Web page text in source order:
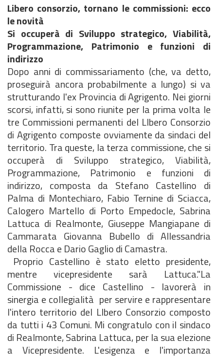
Libero consorzio, tornano le commissioni: ecco
le novità
Si occuperà di Sviluppo strategico, Viabilità,
Programmazione, Patrimonio e funzioni di
indirizzo
Dopo anni di commissariamento (che, va detto,
proseguirà ancora probabilmente a lungo) si va
strutturando l'ex Provincia di Agrigento. Nei giorni
scorsi, infatti, si sono riunite per la prima volta le
tre Commissioni permanenti del LIbero Consorzio
di Agrigento composte ovviamente da sindaci del
territorio. Tra queste, la terza commissione, che si
occuperà di Sviluppo strategico, Viabilità,
Programmazione, Patrimonio e funzioni di
indirizzo, composta da Stefano Castellino di
Palma di Montechiaro, Fabio Ternine di Sciacca,
Calogero Martello di Porto Empedocle, Sabrina
Lattuca di Realmonte, Giuseppe Mangiapane di
Cammarata Giovanna Bubello di Allessandria
della Rocca e Dario Gaglio di Camastra.
Proprio Castellino è stato eletto presidente,
mentre vicepresidente sarà Lattuca."La
Commissione - dice Castellino - lavorerà in
sinergia e collegialità per servire e rappresentare
l'intero territorio del LIbero Consorzio composto
da tutti i 43 Comuni. Mi congratulo con il sindaco
di Realmonte, Sabrina Lattuca, per la sua elezione
a Vicepresidente. L'esigenza e l'importanza